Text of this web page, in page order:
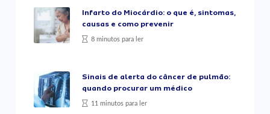
Infarto do Miocárdio: o que é, sintomas,
causas e como prevenir
8 minutos para ler
Sinais de alerta do câncer de pulmão:
quando procurar um médico
11 minutos para ler